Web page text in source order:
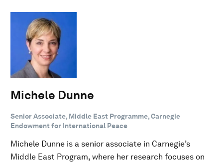
Michele Dunne
Senior Associate, Middle East Programme, Carnegie
Endowment for International Peace
Michele Dunne is a senior associate in Carnegie’s
Middle East Program, where her research focuses on